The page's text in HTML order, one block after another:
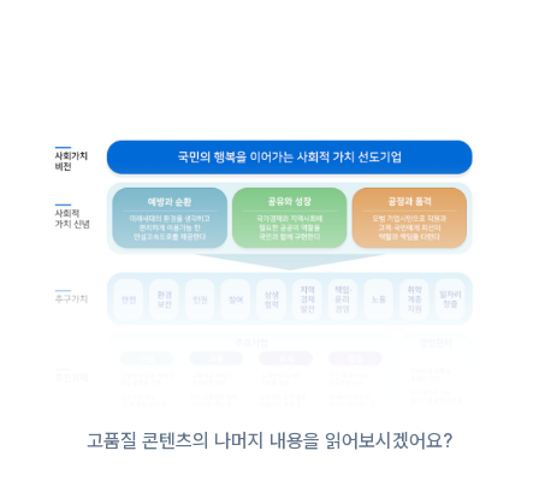
고품질 콘텐츠의 나머지 내용을 읽어보시겠어요?